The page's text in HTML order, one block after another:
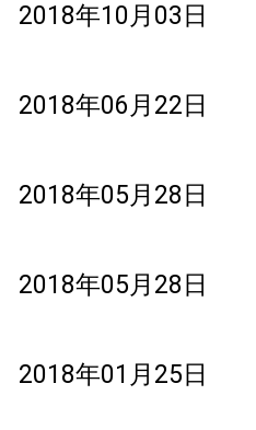
2018年10月03日
2018年06月22日
2018年05月28日
2018年05月28日
2018年01月25日